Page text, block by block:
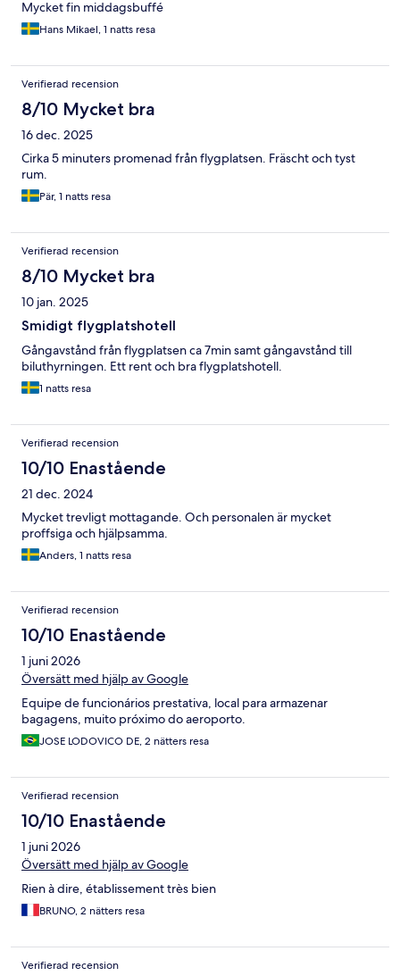
Mycket fin middagsbuffé
Hans Mikael, 1 natts resa
Verifierad recension
8/10 Mycket bra
16 dec. 2025
Cirka 5 minuters promenad från flygplatsen. Fräscht och tyst
rum.
Pär, 1 natts resa
Verifierad recension
8/10 Mycket bra
10 jan. 2025
Smidigt flygplatshotell
Gångavstånd från flygplatsen ca 7min samt gångavstånd till
biluthyrningen. Ett rent och bra flygplatshotell.
1 natts resa
Verifierad recension
10/10 Enastående
21 dec. 2024
Mycket trevligt mottagande. Och personalen är mycket
proffsiga och hjälpsamma.
Anders, 1 natts resa
Verifierad recension
10/10 Enastående
1 juni 2026
Översätt med hjälp av Google
Equipe de funcionários prestativa, local para armazenar
bagagens, muito próximo do aeroporto.
JOSE LODOVICO DE, 2 nätters resa
Verifierad recension
10/10 Enastående
1 juni 2026
Översätt med hjälp av Google
Rien à dire, établissement très bien
BRUNO, 2 nätters resa
Verifierad recension